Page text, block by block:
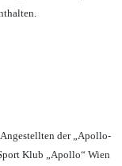
der „Apollo-
Klub „Apollo“ Wien